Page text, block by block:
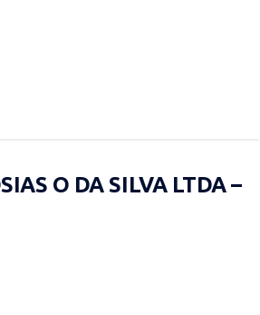
O DA SILVA LTDA –